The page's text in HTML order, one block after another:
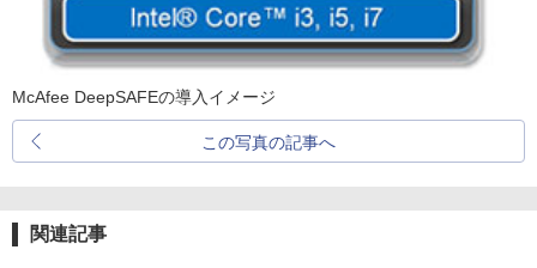
McAfee DeepSAFEの導入イメージ
この写真の記事へ
関連記事